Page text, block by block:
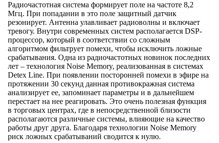
Радиочастотная система формирует поле на частоте 8,2
Мгц. При попадании в это поле защитный датчик
резонирует. Антенна улавливает радиоволны и включает
тревогу. Внутри современных систем располагается DSP-
процессор, который в соответствии со сложным
алгоритмом фильтрует помехи, чтобы исключить ложные
срабатывания. Одна из радиочастотных новинок последних
лет – технология Noise Memory, реализованная в системах
Detex Line. При появлении посторонней помехи в эфире на
протяжении 30 секунд данная противокражная система
анализирует ее, запоминает параметры и в дальнейшем
перестает на нее реагировать. Это очень полезная функция
в торговых центрах, где в непосредственной близости
располагаются различные системы, влияющие на качество
работы друг друга. Благодаря технологии Noise Memory
риск ложных срабатываний сводится к нулю.